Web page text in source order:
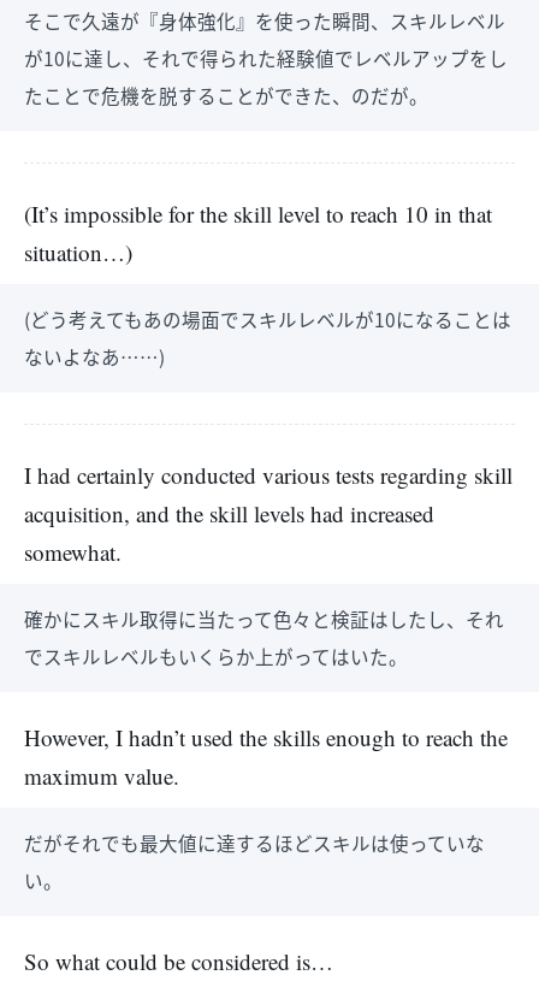
そこで久遠が『身体強化』を使った瞬間、スキルレベル
が10に達し、それで得られた経験値でレベルアップをし
たことで危機を脱することができた、のだが。
(It’s impossible for the skill level to reach 10 in that
situation…)
(どう考えてもあの場面でスキルレベルが10になることは
ないよなあ……)
I had certainly conducted various tests regarding skill
acquisition, and the skill levels had increased
somewhat.
確かにスキル取得に当たって色々と検証はしたし、それ
でスキルレベルもいくらか上がってはいた。
However, I hadn’t used the skills enough to reach the
maximum value.
だがそれでも最大値に達するほどスキルは使っていな
い。
So what could be considered is…